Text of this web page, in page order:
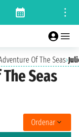
Of The Seas›
Seas
Ordenar